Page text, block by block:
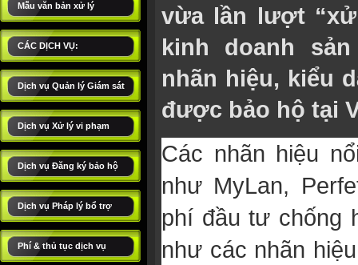
Mẫu văn bản xử lý
CÁC DỊCH VỤ:
Dịch vụ Quản lý Giám sát
Dịch vụ Xử lý vi phạm
Dịch vụ Đăng ký bảo hộ
Dịch vụ Pháp lý bổ trợ
Phí & thủ tục dịch vụ
vừa lần lượt
kinh doanh
nhãn hiệu, kiểu
được bảo hộ tại
Các nhãn hiệu
như MyLan,
phí đầu tư chống
như các nhãn